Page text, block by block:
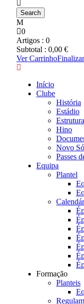
0
Artigos : 0
Subtotal : 0,00 €
Ver Carrinho
Início
Clube
História
Estádio
Estrutura
Hino
Novo
Passes
Equipa
Plantel
Formação
Planteis